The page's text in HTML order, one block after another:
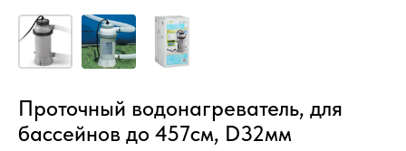
Проточный водонагреватель, для
бассейнов до 457см, D32мм